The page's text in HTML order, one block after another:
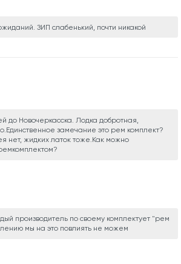
ЗИП слабенький, почти никакой
до Новочеркасска. Лодка добротная,
замечание это рем комплект?
нет, жидких латок тоже.Как можно
производитель по своему комплектует "рем
мы на это повлиять не можем